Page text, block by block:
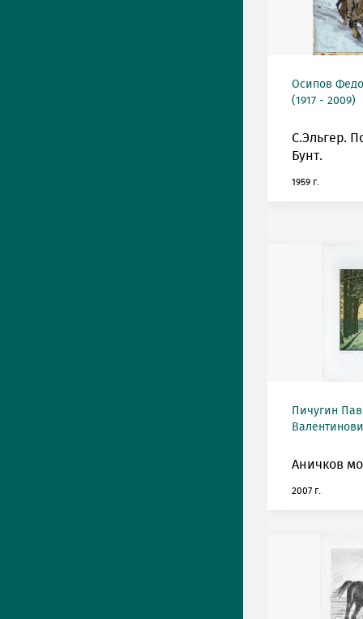
Осипов
(1917 - 2009)
С.Эльгер.
Бунт.
1959 г.
Пичугин
Аничков
2007 г.